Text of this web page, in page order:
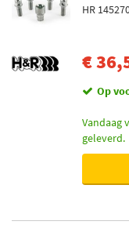
HR
€
Op
Vandaag
geleverd.